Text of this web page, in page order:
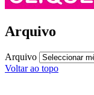
Arquivo
Arquivo
Voltar ao topo